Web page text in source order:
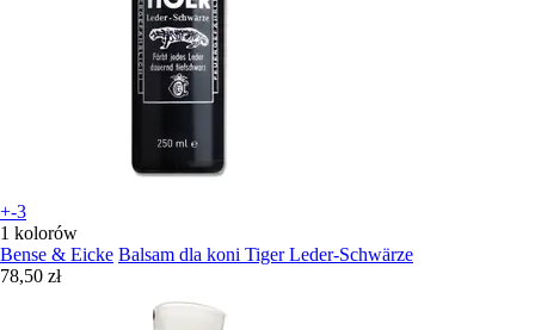
+-3
1 kolorów
Bense & Eicke Balsam dla koni Tiger Leder-Schwärze
78,50 zł